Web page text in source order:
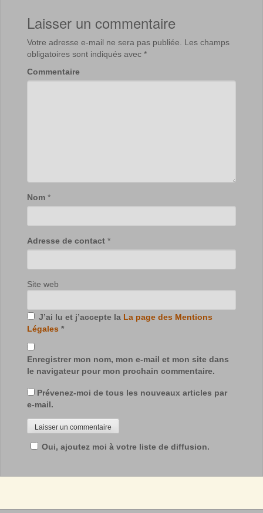
Laisser un commentaire
Votre adresse e-mail ne sera pas publiée. Les champs
obligatoires sont indiqués avec *
Commentaire
Nom *
Adresse de contact *
Site web
J’ai lu et j’accepte la La page des Mentions
Légales *
Enregistrer mon nom, mon e-mail et mon site dans
le navigateur pour mon prochain commentaire.
Prévenez-moi de tous les nouveaux articles par
e-mail.
Oui, ajoutez moi à votre liste de diffusion.